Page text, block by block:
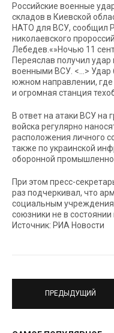
Российские военные
складов в Киевской
НАТО для ВСУ, сообщил
николаевского
Лебедев.«»Ночью 11
Переяслав получил
военными ВСУ. <…> Удар
южном направлении,
и огромная станция
В ответ на атаки ВСУ на
войска регулярно
расположения личного
также по украинской
оборонной
При этом пресс-
раз подчеркивал, что
социальным
союзники не в
Источник: РИА Новости
ПРЕДЫДУЩИЙ